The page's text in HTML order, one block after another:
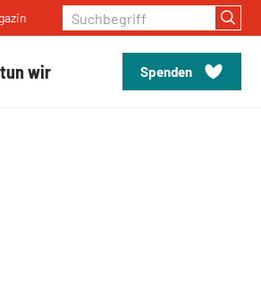
wir Spenden
Suchbegriff